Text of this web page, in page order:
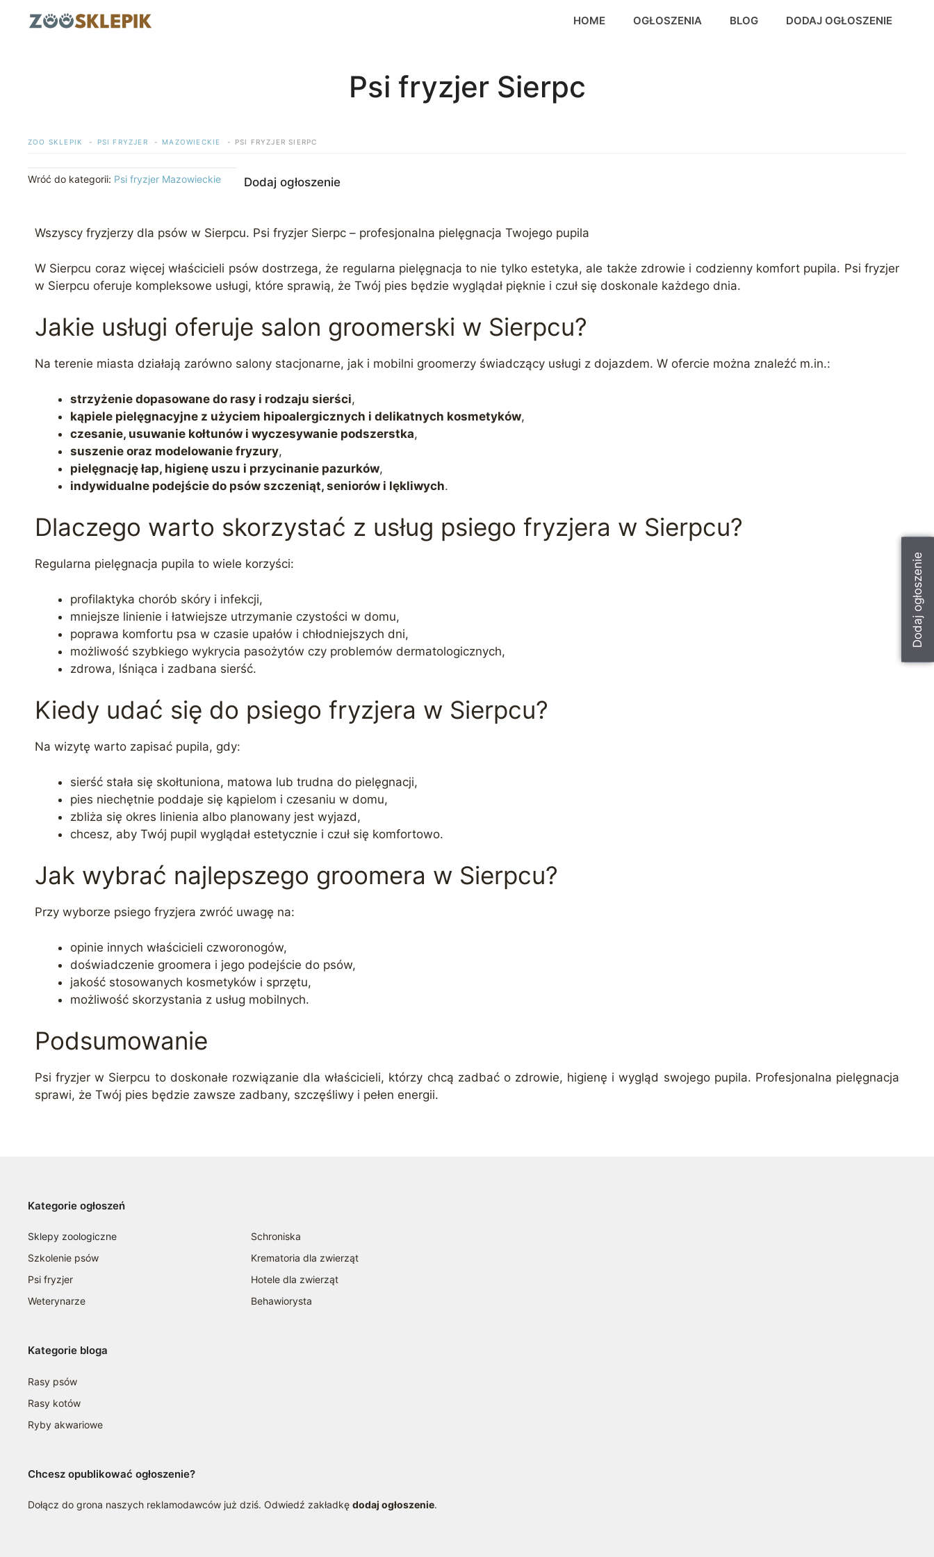
HOME OGŁOSZENIA BLOG DODAJ OGŁOSZENIE
Psi fryzjer Sierpc
ZOO SKLEPIK PSI FRYZJER MAZOWIECKIE PSI FRYZJER SIERPC
Wróć do kategorii: Psi fryzjer Mazowieckie Dodaj ogłoszenie
Dodaj ogłoszenie
Wszyscy fryzjerzy dla psów w Sierpcu. Psi fryzjer Sierpc – profesjonalna pielęgnacja Twojego pupila
W Sierpcu coraz więcej właścicieli psów dostrzega, że regularna pielęgnacja to nie tylko estetyka, ale także zdrowie i codzienny komfort pupila. Psi fryzjer
w Sierpcu oferuje kompleksowe usługi, które sprawią, że Twój pies będzie wyglądał pięknie i czuł się doskonale każdego dnia.
Jakie usługi oferuje salon groomerski w Sierpcu?
Na terenie miasta działają zarówno salony stacjonarne, jak i mobilni groomerzy świadczący usługi z dojazdem. W ofercie można znaleźć m.in.:
strzyżenie dopasowane do rasy i rodzaju sierści,
kąpiele pielęgnacyjne z użyciem hipoalergicznych i delikatnych kosmetyków,
czesanie, usuwanie kołtunów i wyczesywanie podszerstka,
suszenie oraz modelowanie fryzury,
pielęgnację łap, higienę uszu i przycinanie pazurków,
indywidualne podejście do psów szczeniąt, seniorów i lękliwych.
Dlaczego warto skorzystać z usług psiego fryzjera w Sierpcu?
Regularna pielęgnacja pupila to wiele korzyści:
profilaktyka chorób skóry i infekcji,
mniejsze linienie i łatwiejsze utrzymanie czystości w domu,
poprawa komfortu psa w czasie upałów i chłodniejszych dni,
możliwość szybkiego wykrycia pasożytów czy problemów dermatologicznych,
zdrowa, lśniąca i zadbana sierść.
Kiedy udać się do psiego fryzjera w Sierpcu?
Na wizytę warto zapisać pupila, gdy:
sierść stała się skołtuniona, matowa lub trudna do pielęgnacji,
pies niechętnie poddaje się kąpielom i czesaniu w domu,
zbliża się okres linienia albo planowany jest wyjazd,
chcesz, aby Twój pupil wyglądał estetycznie i czuł się komfortowo.
Jak wybrać najlepszego groomera w Sierpcu?
Przy wyborze psiego fryzjera zwróć uwagę na:
opinie innych właścicieli czworonogów,
doświadczenie groomera i jego podejście do psów,
jakość stosowanych kosmetyków i sprzętu,
możliwość skorzystania z usług mobilnych.
Podsumowanie
Psi fryzjer w Sierpcu to doskonałe rozwiązanie dla właścicieli, którzy chcą zadbać o zdrowie, higienę i wygląd swojego pupila. Profesjonalna pielęgnacja
sprawi, że Twój pies będzie zawsze zadbany, szczęśliwy i pełen energii.
Kategorie ogłoszeń
Sklepy zoologiczne
Szkolenie psów
Psi fryzjer
Weterynarze
Schroniska
Krematoria dla zwierząt
Hotele dla zwierząt
Behawiorysta
Kategorie bloga
Rasy psów
Rasy kotów
Ryby akwariowe
Chcesz opublikować ogłoszenie?
Dołącz do grona naszych reklamodawców już dziś. Odwiedź zakładkę dodaj ogłoszenie.